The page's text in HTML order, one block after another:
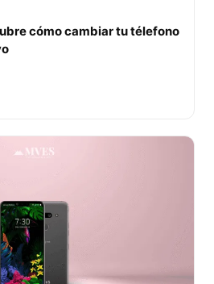
cómo cambiar tu télefono